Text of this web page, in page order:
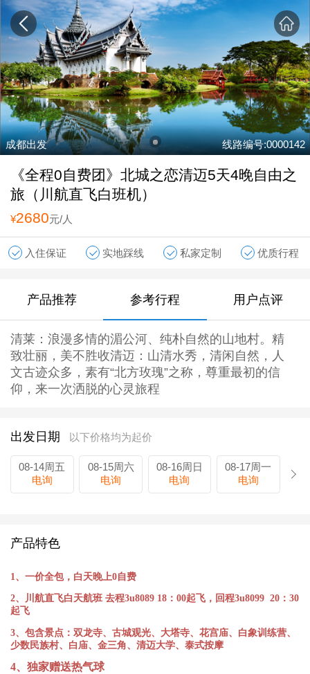
成都出发 线路编号:0000142
《全程0自费团》北城之恋清迈5天4晚自由之
旅（川航直飞白班机）
¥2680元/人
入住保证 实地踩线 私家定制 优质行程
产品推荐 参考行程 用户点评
清莱：浪漫多情的湄公河、纯朴自然的山地村。精
致壮丽，美不胜收清迈：山清水秀，清闲自然，人
文古迹众多，素有“北方玫瑰”之称，尊重最初的信
仰，来一次洒脱的心灵旅程
出发日期 以下价格均为起价
08-14周五
电询
08-15周六
电询
08-16周日
电询
08-17周一
电询
产品特色
1、一价全包，白天晚上0自费
2、川航直飞白天航班 去程3u8089 18：00起飞，回程3u8099 20：30
起飞
3、包含景点：双龙寺、古城观光、大塔寺、花宫庙、白象训练营、
少数民族村、白庙、金三角、清迈大学、泰式按摩
4、独家赠送热气球